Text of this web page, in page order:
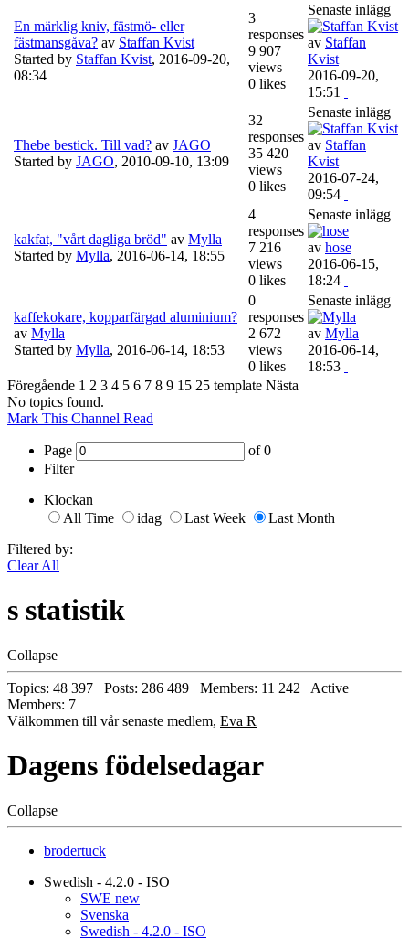
En märklig kniv, fästmö- eller
fästmansgåva? av Staffan Kvist
Started by Staffan Kvist, 2016-09-20,
08:34
3
responses
9 907
views
0 likes
Senaste inlägg
av Staffan
Kvist
2016-09-20,
15:51
Thebe bestick. Till vad? av JAGO
Started by JAGO, 2010-09-10, 13:09
32
responses
35 420
views
0 likes
Senaste inlägg
av Staffan
Kvist
2016-07-24,
09:54
kakfat, "vårt dagliga bröd" av Mylla
Started by Mylla, 2016-06-14, 18:55
4
responses
7 216
views
0 likes
Senaste inlägg
av hose
2016-06-15,
18:24
kaffekokare, kopparfärgad aluminium?
av Mylla
Started by Mylla, 2016-06-14, 18:53
0
responses
2 672
views
0 likes
Senaste inlägg
av Mylla
2016-06-14,
18:53
Föregående 1 2 3 4 5 6 7 8 9 15 25 template Nästa
No topics found.
Mark This Channel Read
Page of0
Filter
Klockan
All Time
idag Last Week
Last Month
Filtered by:
Clear All
s statistik
Collapse
Topics: 48 397 Posts: 286 489 Members: 11 242 Active
Members: 7
Välkommen till vår senaste medlem, Eva R
Dagens födelsedagar
Collapse
brodertuck
Swedish - 4.2.0 - ISO
SWE new
Svenska
Swedish - 4.2.0 - ISO